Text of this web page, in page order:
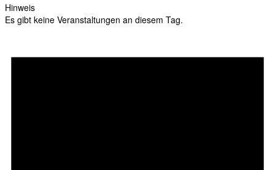
Hinweis
Es gibt keine Veranstaltungen an diesem Tag.